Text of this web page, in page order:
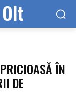
ÎN
DE